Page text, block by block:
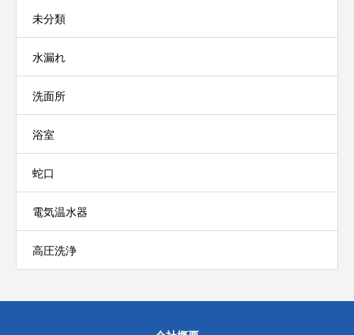
未分類
水漏れ
洗面所
浴室
蛇口
電気温水器
高圧洗浄